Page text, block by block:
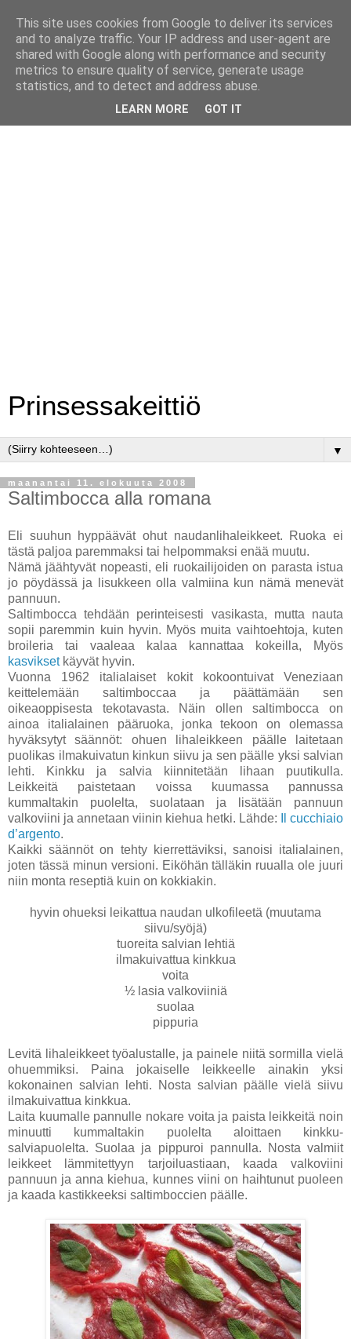
Prinsessakeittiö
▼
maanantai 11. elokuuta 2008
Saltimbocca alla romana
Eli suuhun hyppäävät ohut naudanlihaleikkeet. Ruoka ei
tästä paljoa paremmaksi tai helpommaksi enää muutu.
Nämä jäähtyvät nopeasti, eli ruokailijoiden on parasta istua
jo pöydässä ja lisukkeen olla valmiina kun nämä menevät
pannuun.
Saltimbocca tehdään perinteisesti vasikasta, mutta nauta
sopii paremmin kuin hyvin. Myös muita vaihtoehtoja, kuten
broileria tai vaaleaa kalaa kannattaa kokeilla, Myös
kasviksetkäyvät hyvin.
Vuonna 1962 italialaiset kokit kokoontuivat Veneziaan
keittelemään saltimboccaa ja päättämään sen
oikeaoppisesta tekotavasta. Näin ollen saltimbocca on
ainoa italialainen pääruoka, jonka tekoon on olemassa
hyväksytyt säännöt: ohuen lihaleikkeen päälle laitetaan
puolikas ilmakuivatun kinkun siivu ja sen päälle yksi salvian
lehti. Kinkku ja salvia kiinnitetään lihaan puutikulla.
Leikkeitä paistetaan voissa kuumassa pannussa
kummaltakin puolelta, suolataan ja lisätään pannuun
valkoviini ja annetaan viinin kiehua hetki. Lähde:
Il cucchiaio
d’argento.
Kaikki säännöt on tehty kierrettäviksi, sanoisi italialainen,
joten tässä minun versioni. Eiköhän tälläkin ruualla ole juuri
niin monta reseptiä kuin on kokkiakin.
hyvin ohueksi leikattua naudan ulkofileetä (muutama
siivu/syöjä)
tuoreita salvian lehtiä
ilmakuivattua kinkkua
voita
½ lasia valkoviiniä
suolaa
pippuria
Levitä lihaleikkeet työalustalle, ja painele niitä sormilla vielä
ohuemmiksi. Paina jokaiselle leikkeelle ainakin yksi
kokonainen salvian lehti. Nosta salvian päälle vielä siivu
ilmakuivattua kinkkua.
Laita kuumalle pannulle nokare voita ja paista leikkeitä noin
minuutti kummaltakin puolelta aloittaen kinkku-
salviapuolelta. Suolaa ja pippuroi pannulla. Nosta valmiit
leikkeet lämmitettyyn tarjoiluastiaan, kaada valkoviini
pannuun ja anna kiehua, kunnes viini on haihtunut puoleen
ja kaada kastikkeeksi saltimboccien päälle.
This site uses cookies from Google to deliver its services
and to analyze traffic. Your IP address and user-agent are
shared with Google along with performance and security
metrics to ensure quality of service, generate usage
statistics, and to detect and address abuse.
LEARN MORE GOT IT